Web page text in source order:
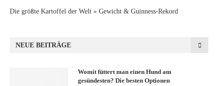
Die größte Kartoffel der Welt » Gewicht & Guinness-Rekord
NEUE BEITRÄGE
Womit füttert man einen Hund am
gesündesten? Die besten Optionen